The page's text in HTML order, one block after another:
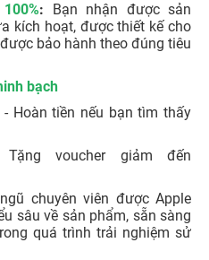
:
Bạn nhận được sản
kích hoạt, được thiết kế cho
bảo hành theo đúng tiêu
bạch
- Hoàn tiền nếu bạn tìm thấy
Tặng voucher giảm đến
chuyên viên được Apple
sâu về sản phẩm, sẵn sàng
quá trình trải nghiệm sử